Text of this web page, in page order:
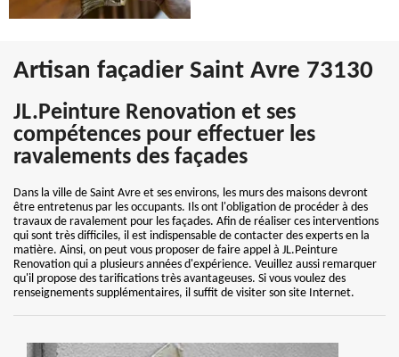
Artisan façadier Saint Avre 73130
JL.Peinture Renovation et ses
compétences pour effectuer les
ravalements des façades
Dans la ville de Saint Avre et ses environs, les murs des maisons devront
être entretenus par les occupants. Ils ont l'obligation de procéder à des
travaux de ravalement pour les façades. Afin de réaliser ces interventions
qui sont très difficiles, il est indispensable de contacter des experts en la
matière. Ainsi, on peut vous proposer de faire appel à JL.Peinture
Renovation qui a plusieurs années d'expérience. Veuillez aussi remarquer
qu'il propose des tarifications très avantageuses. Si vous voulez des
renseignements supplémentaires, il suffit de visiter son site Internet.